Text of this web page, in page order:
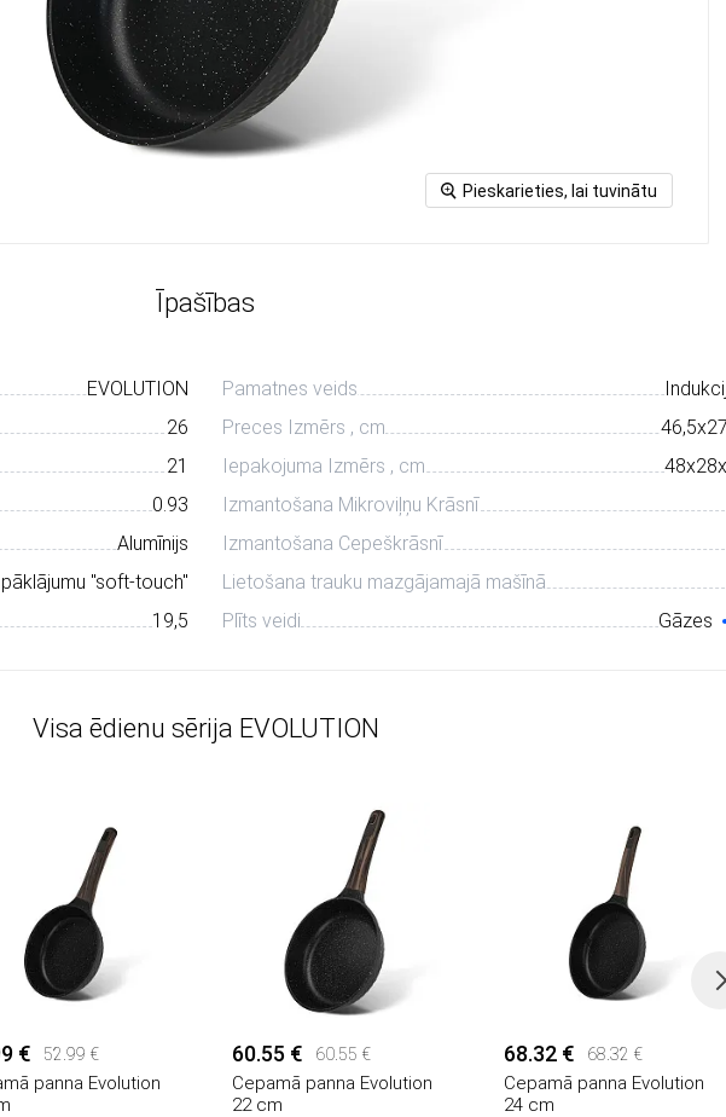
Pieskarieties, lai tuvinātu
Īpašības
EVOLUTION
26
21
0.93
Alumīnijs
"soft-touch"
19,5
Pamatnes veids
Preces Izmērs , cm
Iepakojuma Izmērs , cm
Izmantošana Mikroviļņu Krāsnī
Izmantošana Cepeškrāsnī
Lietošana trauku mazgājamajā mašīnā
Plīts veidi
Gāzes
Visa ēdienu sērija EVOLUTION
€ 52.99 €
panna Evolution
60.55 € 60.55 €
Cepamā panna Evolution
22 cm
68.32 € 68.32 €
Cepamā panna Evolution
24 cm